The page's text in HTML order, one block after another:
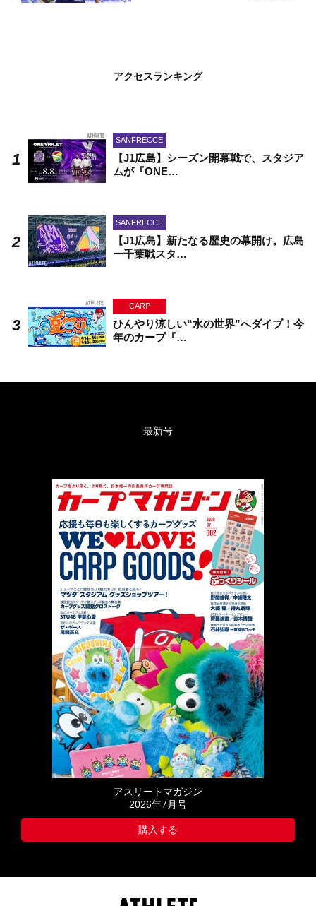
アクセスランキング
SANFRECCE
【J1広島】シーズン開幕戦で、スタジア
ムが『ONE…
SANFRECCE
【J1広島】新たなる歴史の幕開け。広島
ー千葉戦スタ…
CARP
ひんやり涼しい“水の世界”へダイブ！今
年のカープ『…
最新号
アスリートマガジン
2026年7月号
購入する